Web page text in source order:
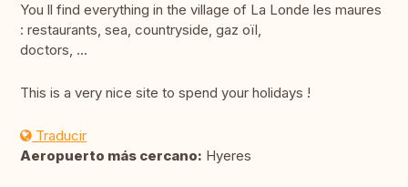
You ll find everything in the village of La Londe les maures
: restaurants, sea, countryside, gaz oïl,
doctors, ...
This is a very nice site to spend your holidays !
Traducir
Aeropuerto más cercano: Hyeres